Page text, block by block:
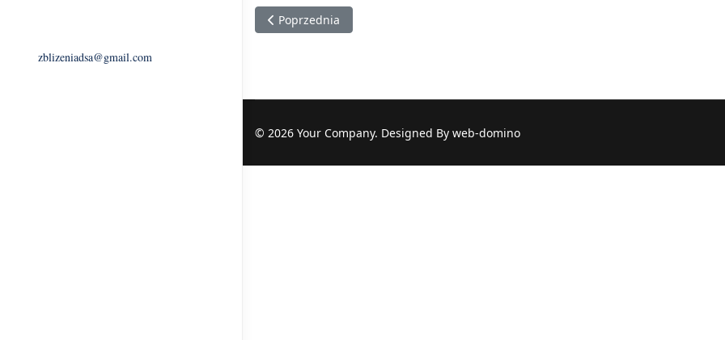
zblizeniadsa@gmail.com
Poprzednia strona: Natalia Hakenberg
Poprzednia
© 2026 Your Company. Designed By web-domino